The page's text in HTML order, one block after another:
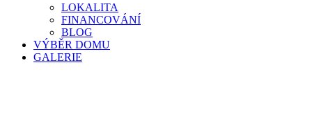
LOKALITA
FINANCOVÁNÍ
BLOG
VÝBĚR DOMU
GALERIE